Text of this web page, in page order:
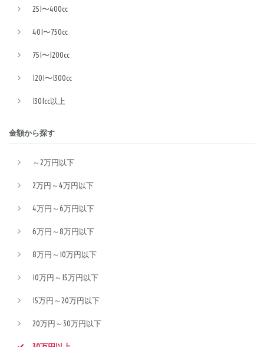
251〜400cc
401〜750cc
751〜1200cc
1201〜1300cc
1301cc以上
金額から探す
～2万円以下
2万円～4万円以下
4万円～6万円以下
6万円～8万円以下
8万円～10万円以下
10万円～15万円以下
15万円～20万円以下
20万円～30万円以下